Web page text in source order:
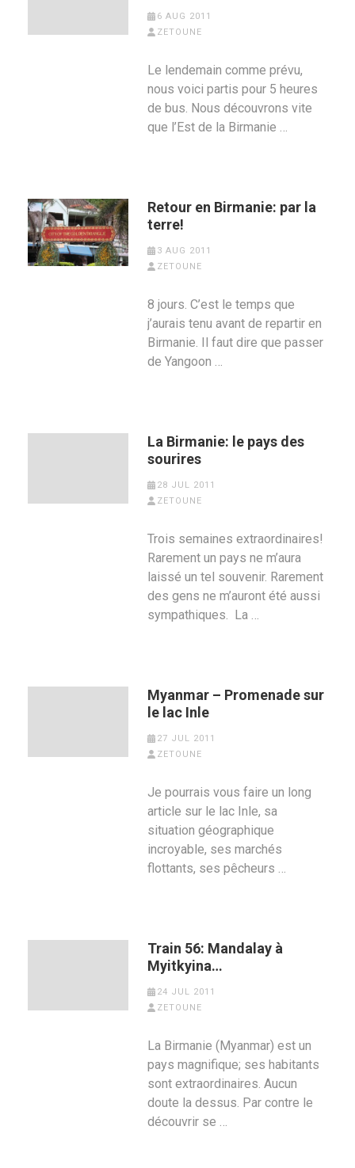
6 AUG 2011
ZETOUNE
Le lendemain comme prévu,
nous voici partis pour 5 heures
de bus. Nous découvrons vite
que l’Est de la Birmanie …
Retour en Birmanie: par la
terre!
3 AUG 2011
ZETOUNE
8 jours. C’est le temps que
j’aurais tenu avant de repartir en
Birmanie. Il faut dire que passer
de Yangoon …
La Birmanie: le pays des
sourires
28 JUL 2011
ZETOUNE
Trois semaines extraordinaires!
Rarement un pays ne m’aura
laissé un tel souvenir. Rarement
des gens ne m’auront été aussi
sympathiques. La …
Myanmar – Promenade sur
le lac Inle
27 JUL 2011
ZETOUNE
Je pourrais vous faire un long
article sur le lac Inle, sa
situation géographique
incroyable, ses marchés
flottants, ses pêcheurs …
Train 56: Mandalay à
Myitkyina…
24 JUL 2011
ZETOUNE
La Birmanie (Myanmar) est un
pays magnifique; ses habitants
sont extraordinaires. Aucun
doute la dessus. Par contre le
découvrir se …